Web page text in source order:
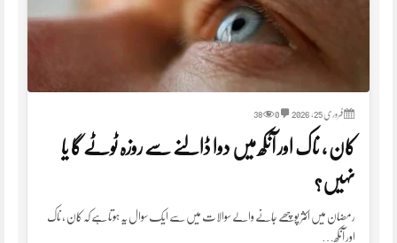
فروری 25, 2026 0
38
کان ، ناک اور آنکھ میں دوا ڈالنے سے روزہ ٹوٹے گا یا
نہیں؟
رمضان میں اکثر پوچھے جانے والے سوالات میں سے ایک سوال یہ ہوتا ہے کہ کان ، ناک
اور آنکھ…